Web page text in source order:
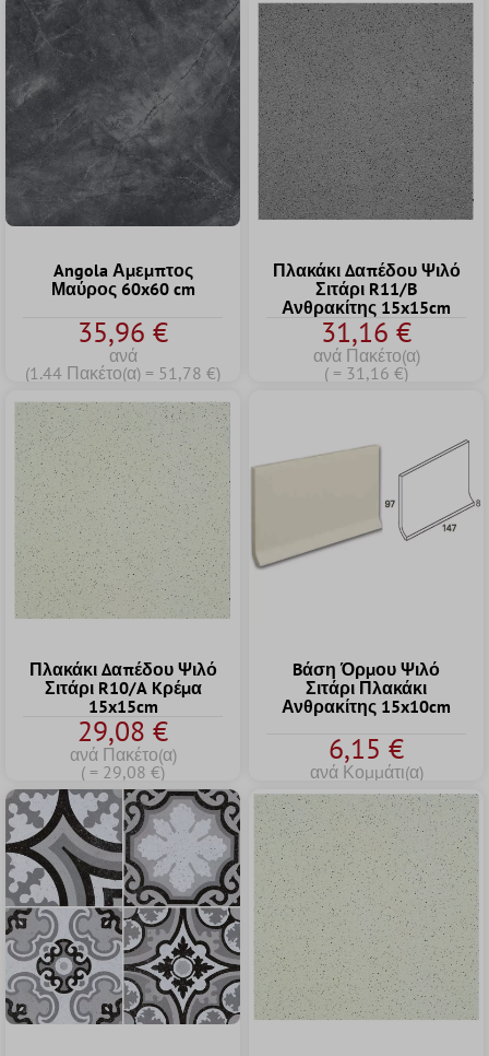
Angola Αμεμπτος
Μαύρος 60x60 cm
35,96 €
ανά
(1.44 Πακέτο(α) = 51,78 €)
Πλακάκι Δαπέδου Ψιλό
Σιτάρι R11/B
Ανθρακίτης 15x15cm
31,16 €
ανά Πακέτο(α)
( = 31,16 €)
Πλακάκι Δαπέδου Ψιλό
Σιτάρι R10/A Kρέμα
15x15cm
29,08 €
ανά Πακέτο(α)
( = 29,08 €)
Bάση Όρμου Ψιλό
Σιτάρι Πλακάκι
Ανθρακίτης 15x10cm
6,15 €
ανά Κομμάτι(α)